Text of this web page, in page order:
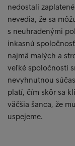
nedostali
nevedia, že sa
s neuhradenými
inkasnú
najmä malých a
veľké spoločnosti
nevyhnutnou
platí, čím skôr sa
väčšia šanca, že
uspejeme.